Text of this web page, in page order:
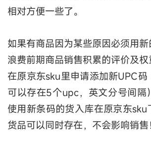
相对方便一些了。
如果有商品因为某些原因必须用
浪费前期商品销售积累的评价及
在原京东sku里申请添加新UPC码
可以存在5个upc，英文分号间隔
使用新条码的货入库在原京东sku
货品可以同时存在，不会影响销售